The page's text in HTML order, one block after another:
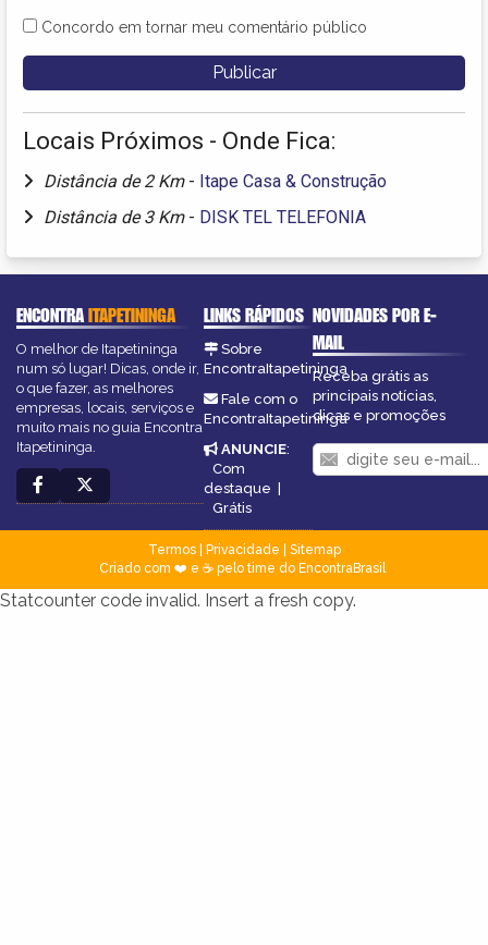
Concordo em tornar meu comentário público
Locais Próximos - Onde Fica:
Distância de 2 Km - Itape Casa & Construção
Distância de 3 Km - DISK TEL TELEFONIA
ENCONTRAITAPETININGA
O melhor de Itapetininga
num só lugar! Dicas, onde ir,
o que fazer, as melhores
empresas, locais, serviços e
muito mais no guia Encontra
Itapetininga.
LINKS RÁPIDOS
Sobre
EncontraItapetininga
Fale com o
EncontraItapetininga
ANUNCIE:
Com
destaque |
Grátis
NOVIDADES POR E-
MAIL
Receba grátis as
principais notícias,
dicas e promoções
Termos| Privacidade
Sitemap
Criado com ❤️ e ☕ pelo time do EncontraBrasil
Statcounter code invalid. Insert a fresh copy.